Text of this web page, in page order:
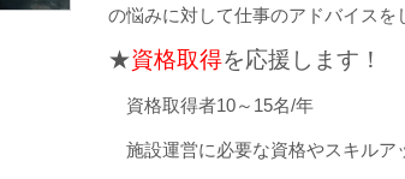
の悩みに対して仕事のアドバイスを
★資格取得を応援します！
資格取得者10～15名/年
施設運営に必要な資格やスキルア